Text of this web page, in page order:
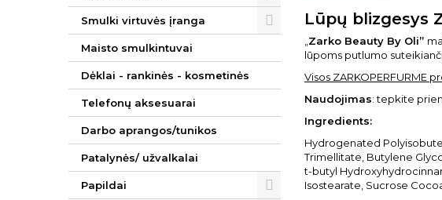
Smulki virtuvės įranga
Maisto smulkintuvai
Dėklai - rankinės - kosmetinės
Telefonų aksesuarai
Darbo aprangos/tunikos
Patalynės/ užvalkalai
Papildai
Lūpų blizgesys
Zarko Beauty By Oli”
lūpoms putlumo
Visos ZARKOPERFURME
Naudojimas: tepkite
Ingredients:
Hydrogenated
Trimellitate, Butylene
t-butyl
Isostearate, Sucrose